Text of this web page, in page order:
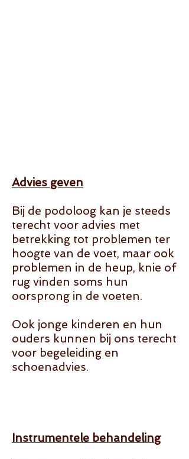
Advies geven
Bij de podoloog kan je steeds
terecht voor advies met
betrekking tot problemen ter
hoogte van de voet, maar ook
problemen in de heup, knie of
rug vinden soms hun
oorsprong in de voeten.
Ook jonge kinderen en hun
ouders kunnen bij ons terecht
voor begeleiding en
schoenadvies.
Instrumentele behandeling